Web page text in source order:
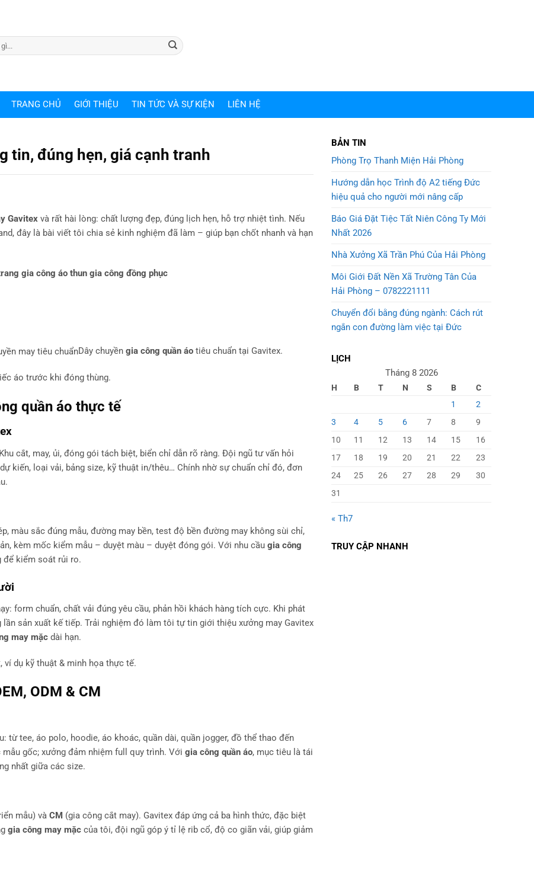
TRANG CHỦ GIỚI THIỆU TIN TỨC VÀ SỰ KIỆN LIÊN HỆ
tin, đúng hẹn, giá cạnh tranh
Gavitex và rất hài lòng: chất lượng đẹp, đúng lịch hẹn, hỗ trợ nhiệt tình. Nếu
đây là bài viết tôi chia sẻ kinh nghiệm đã làm – giúp bạn chốt nhanh và hạn
gia công áo thun gia công đồng phục
Dây chuyền gia công quần áo tiêu chuẩn tại Gavitex.
áo trước khi đóng thùng.
quần áo thực tế
cắt, may, ủi, đóng gói tách biệt, biển chỉ dẫn rõ ràng. Đội ngũ tư vấn hỏi
kiến, loại vải, bảng size, kỹ thuật in/thêu… Chính nhờ sự chuẩn chỉ đó, đơn
màu sắc đúng mẫu, đường may bền, test độ bền đường may không sùi chỉ,
kèm mốc kiểm mẫu – duyệt màu – duyệt đóng gói. Với nhu cầu gia công
để kiểm soát rủi ro.
form chuẩn, chất vải đúng yêu cầu, phản hồi khách hàng tích cực. Khi phát
sản xuất kế tiếp. Trải nghiệm đó làm tôi tự tin giới thiệu xưởng may Gavitex
may mặc dài hạn.
ví dụ kỹ thuật & minh họa thực tế.
ODM & CM
từ tee, áo polo, hoodie, áo khoác, quần dài, quần jogger, đồ thể thao đến
gốc; xưởng đảm nhiệm full quy trình. Với gia công quần áo, mục tiêu là tái
nhất giữa các size.
mẫu) và CM (gia công cắt may). Gavitex đáp ứng cả ba hình thức, đặc biệt
gia công may mặc của tôi, đội ngũ góp ý tỉ lệ rib cổ, độ co giãn vải, giúp giảm
BẢN TIN
Phòng Trọ Thanh Miện Hải Phòng
Hướng dẫn học Trình độ A2 tiếng Đức
hiệu quả cho người mới nâng cấp
Báo Giá Đặt Tiệc Tất Niên Công Ty Mới
Nhất 2026
Nhà Xưởng Xã Trần Phú Của Hải Phòng
Môi Giới Đất Nền Xã Trường Tân Của
Hải Phòng – 0782221111
Chuyển đổi bằng đúng ngành: Cách rút
ngắn con đường làm việc tại Đức
LỊCH
Tháng 8 2026
H B T N S B
C
1
2
3
4 5 6 7 8
9
10
11 12 13 14 15
16
17
18 19 20 21 22
23
24
25 26 27 28 29
30
31
« Th7
TRUY CẬP NHANH